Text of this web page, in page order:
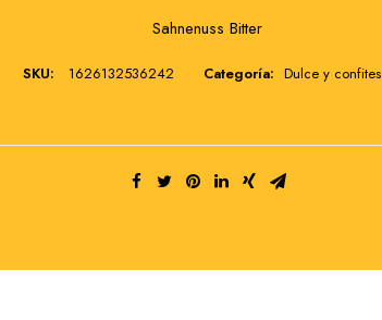
Sahnenuss Bitter
SKU: 1626132536242 Categoría: Dulce y confites